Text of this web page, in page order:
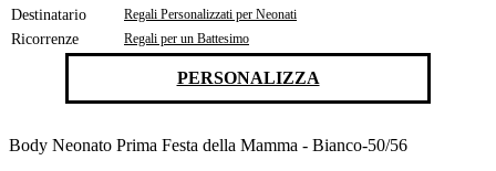
Destinatario Regali Personalizzati per Neonati
Ricorrenze Regali per un Battesimo
PERSONALIZZA
Body Neonato Prima Festa della Mamma - Bianco-50/56